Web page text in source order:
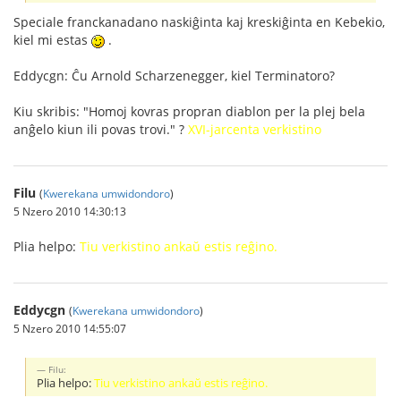
Speciale franckanadano naskiĝinta kaj kreskiĝinta en Kebekio,
kiel mi estas
.
Eddycgn: Ĉu Arnold Scharzenegger, kiel Terminatoro?
Kiu skribis: "Homoj kovras propran diablon per la plej bela
anĝelo kiun ili povas trovi." ? XVI-jarcenta verkistino
Filu (Kwerekana umwidondoro)
5 Nzero 2010 14:30:13
Plia helpo: Tiu verkistino ankaŭ estis reĝino.
Eddycgn (Kwerekana umwidondoro)
5 Nzero 2010 14:55:07
Filu:
Plia helpo:Tiu verkistino ankaŭ estis reĝino.